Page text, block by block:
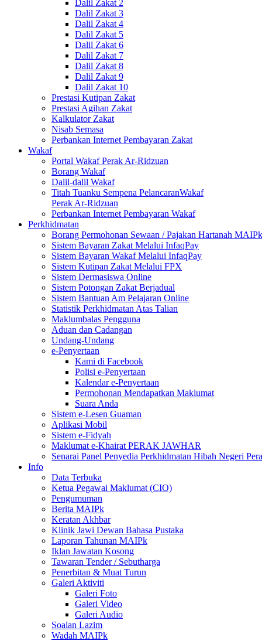
Dalil Zakat 2
Dalil Zakat 3
Dalil Zakat 4
Dalil Zakat 5
Dalil Zakat 6
Dalil Zakat 7
Dalil Zakat 8
Dalil Zakat 9
Dalil Zakat 10
Prestasi Kutipan Zakat
Prestasi Agihan Zakat
Kalkulator Zakat
Nisab Semasa
Perbankan Internet Pembayaran Zakat
Wakaf
Portal Wakaf Perak Ar-Ridzuan
Borang Wakaf
Dalil-dalil Wakaf
Titah Tuanku Sempena PelancaranWakaf
Perak Ar-Ridzuan
Perbankan Internet Pembayaran Wakaf
Perkhidmatan
Borang Permohonan Sewaan / Pajakan Hartanah MAIPk
Sistem Bayaran Zakat Melalui InfaqPay
Sistem Bayaran Wakaf Melalui InfaqPay
Sistem Kutipan Zakat Melalui FPX
Sistem Dermasiswa Online
Sistem Potongan Zakat Berjadual
Sistem Bantuan Am Pelajaran Online
Statistik Perkhidmatan Atas Talian
Maklumbalas Pengguna
Aduan dan Cadangan
Undang-Undang
e-Penyertaan
Kami di Facebook
Polisi e-Penyertaan
Kalendar e-Penyertaan
Permohonan Mendapatkan Maklumat
Suara Anda
Sistem e-Lesen Guaman
Aplikasi Mobil
Sistem e-Fidyah
Maklumat e-Khairat PERAK JAWHAR
Senarai Panel Penyedia Perkhidmatan Hibah Negeri
Info
Data Terbuka
Ketua Pegawai Maklumat (CIO)
Pengumuman
Berita MAIPk
Keratan Akhbar
Klinik Jawi Dewan Bahasa Pustaka
Laporan Tahunan MAIPk
Iklan Jawatan Kosong
Tawaran Tender / Sebutharga
Penerbitan & Muat Turun
Galeri Aktiviti
Galeri Foto
Galeri Video
Galeri Audio
Soalan Lazim
Wadah MAIPk